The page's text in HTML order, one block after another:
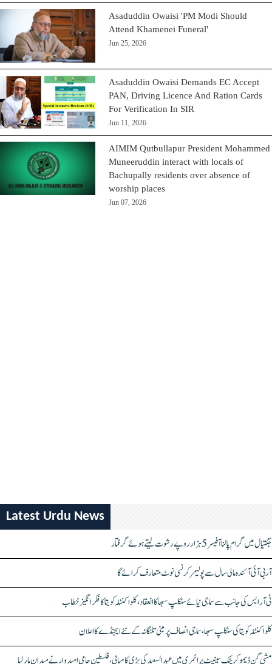
Asaduddin Owaisi 'PM Modi Should
Attend Khamenei Funeral'
Jun 25, 2026
Asaduddin Owaisi Demands EC Accept
PAN, Driving Licence And Ration Cards
For Verification In SIR
Jun 11, 2026
AIMIM Qutbullapur President Mohammed
Muneeruddin interact with locals of
Bachupally residents over absence of
worship places
Jun 07, 2026
Latest Urdu News
جگتیال میں گرام پالنا آفیسر 5 ہزار روپے رشوت لیتے ہوئے گرفتار
آر بی آئی آئندہ مالی سال سے پولیمر کرنسی نوٹ متعارف کرائے گا
ٹی آر ایس کی جانب سے سماجی نیائے سنکلپ سبھا کا انعقاد، کلواکنٹلہ کویتا کا فکر انگیز خطاب
کلواکنٹلہ کویتا کی سنکلپ سبھا، سماجی انصاف پر مبنی تلنگانہ کے نئے ایجنڈے کا اعلان
مشی گن ڈیموکریٹک سینیٹ پرائمری میں عبدالسعید کی بڑی کامیابی، فلسطین حامی امیدوار نے میدان مار لیا